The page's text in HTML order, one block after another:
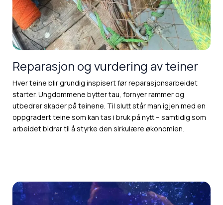
Reparasjon og vurdering av teiner
Hver teine blir grundig inspisert før reparasjonsarbeidet
starter. Ungdommene bytter tau, fornyer rammer og
utbedrer skader på teinene. Til slutt står man igjen med en
oppgradert teine som kan tas i bruk på nytt – samtidig som
arbeidet bidrar til å styrke den sirkulære økonomien.